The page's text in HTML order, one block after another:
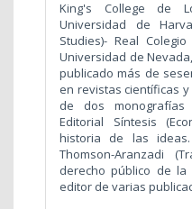
King's College de
Universidad de
Studies)- Real
Universidad de
publicado más de
en revistas científicas
de dos monografías
Editorial Síntesis
historia de las
Thomson-Aranzadi
derecho público de la
editor de varias